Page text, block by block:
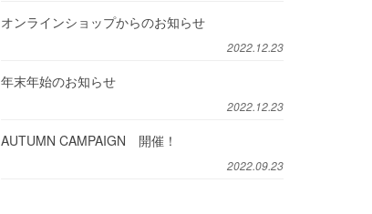
オンラインショップからのお知らせ
2022.12.23
年末年始のお知らせ
2022.12.23
AUTUMN CAMPAIGN 開催！
2022.09.23